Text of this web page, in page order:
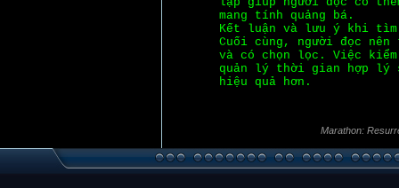
mang tính quảng bá.
Kết luận và lưu ý khi
Cuối cùng, người đọc
và có chọn lọc. Việc
quản lý thời gian hợp lý
hiệu quả hơn.
Marathon: